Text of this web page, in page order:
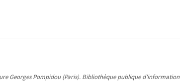
Georges Pompidou (Paris). Bibliothèque publique d'information